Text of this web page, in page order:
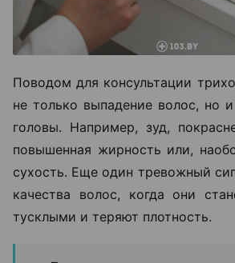
Поводом для консультации
не только выпадение волос, но
головы. Например, зуд,
повышенная жирность или,
сухость. Еще один тревожный
качества волос, когда они
тусклыми и теряют плотность.